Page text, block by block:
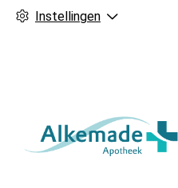
Instellingen